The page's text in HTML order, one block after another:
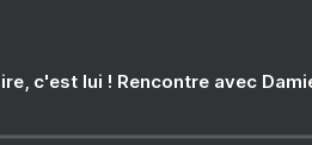
c'est lui ! Rencontre avec